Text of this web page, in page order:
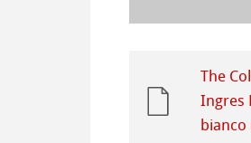
The
Ingres